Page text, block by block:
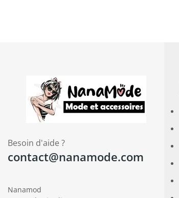
Besoin d'aide ?
contact@nanamode.com
Nanamod